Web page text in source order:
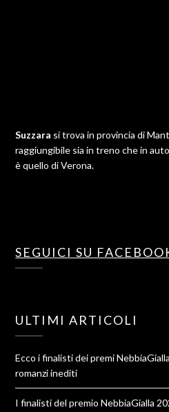
Suzzara si trova in provincia di
raggiungibile sia in treno che in
è quello di Verona.
SEGUICI SU
ULTIMI ARTICOLI
Ecco i finalisti dei premi
romanzi inediti
I finalisti del premio NebbiaGialla